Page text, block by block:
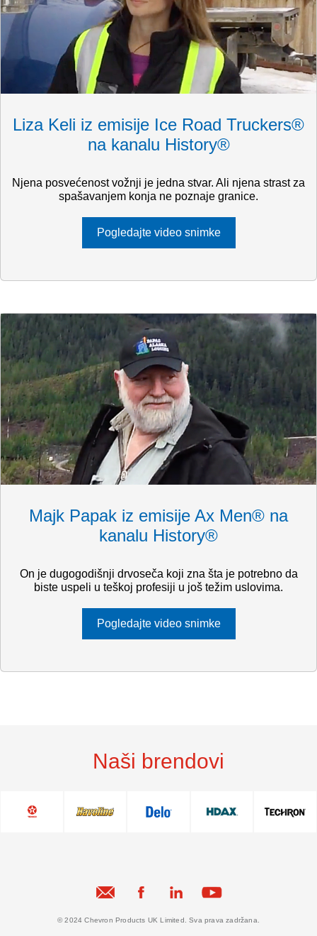
Liza Keli iz emisije Ice Road Truckers®
na kanalu History®
Njena posvećenost vožnji je jedna stvar. Ali njena strast za
spašavanjem konja ne poznaje granice.
Pogledajte video snimke
Majk Papak iz emisije Ax Men® na
kanalu History®
On je dugogodišnji drvoseča koji zna šta je potrebno da
biste uspeli u teškoj profesiji u još težim uslovima.
Pogledajte video snimke
Naši brendovi
© 2024 Chevron Products UK Limited. Sva prava zadržana.